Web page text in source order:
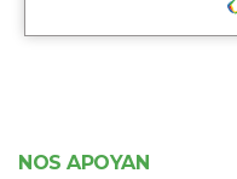
NOS APOYAN